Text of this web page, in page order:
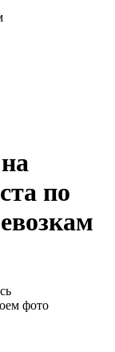
по
фото